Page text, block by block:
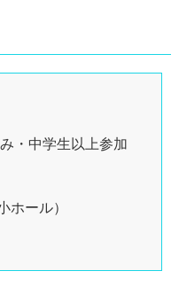
・中学生以上参加
ホール）